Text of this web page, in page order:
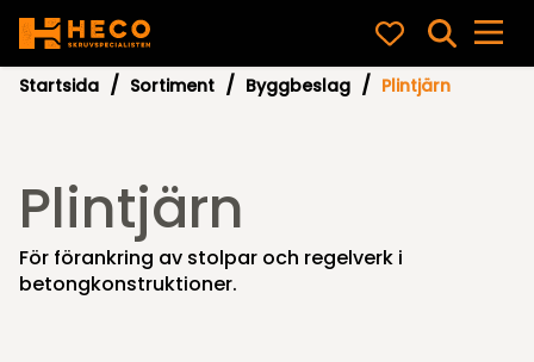
Startsida Sortiment Byggbeslag Plintjärn
Plintjärn
För förankring av stolpar och regelverk i
betongkonstruktioner.